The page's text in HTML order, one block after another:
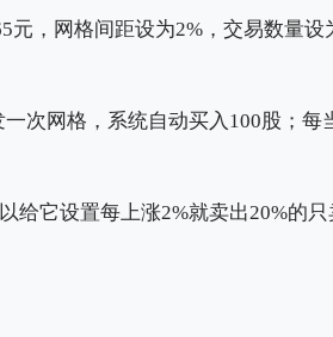
元，网格间距设为2%，交易数量
次网格，系统自动买入100股；每
给它设置每上涨2%就卖出20%的只